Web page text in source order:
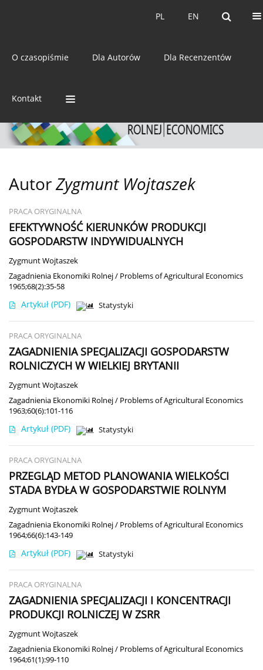
EN
PL EN
PL
O czasopiśmie Dla Autorów Dla Recenzentów
Kontakt
ISSN: 0044-1600
AutorZygmunt Wojtaszek
PRACA ORYGINALNA
EFEKTYWNOŚĆ KIERUNKÓW PRODUKCJI
GOSPODARSTW INDYWIDUALNYCH
Zygmunt Wojtaszek
Zagadnienia Ekonomiki Rolnej / Problems of Agricultural Economics
1965;68(2):35-58
Artykuł (PDF) Statystyki
PRACA ORYGINALNA
ZAGADNIENIA SPECJALIZACJI GOSPODARSTW
ROLNICZYCH W WIELKIEJ BRYTANII
Zygmunt Wojtaszek
Zagadnienia Ekonomiki Rolnej / Problems of Agricultural Economics
1963;60(6):101-116
Artykuł (PDF) Statystyki
PRACA ORYGINALNA
PRZEGLĄD METOD PLANOWANIA WIELKOŚCI
STADA BYDŁA W GOSPODARSTWIE ROLNYM
Zygmunt Wojtaszek
Zagadnienia Ekonomiki Rolnej / Problems of Agricultural Economics
1964;66(6):143-149
Artykuł (PDF) Statystyki
PRACA ORYGINALNA
ZAGADNIENIA SPECJALIZACJI I KONCENTRACJI
PRODUKCJI ROLNICZEJ W ZSRR
Zygmunt Wojtaszek
Zagadnienia Ekonomiki Rolnej / Problems of Agricultural Economics
1964;61(1):99-110